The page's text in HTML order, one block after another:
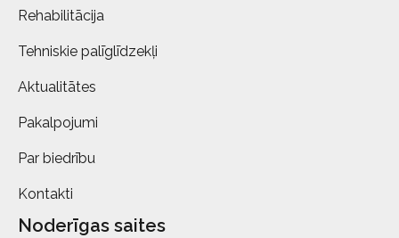
Rehabilitācija
Tehniskie palīglīdzekļi
Aktualitātes
Pakalpojumi
Par biedrību
Kontakti
Noderīgas saites